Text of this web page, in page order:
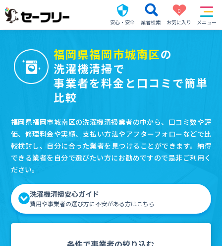
安心・安全 業者検索
0
お気に入り
メニュー
福岡県福岡市城南区の
洗濯機清掃で
事業者を料金と口コミで簡単
比較
福岡県福岡市城南区の洗濯機清掃業者の中から、口コミ数や評
価、修理料金や実績、支払い方法やアフターフォローなどで比
較検討し、自分に合った業者を見つけることができます。納得
できる業者を自分で選びたい方にお勧めですので是非ご利用く
ださい。
洗濯機清掃安心ガイド
費用や事業者の選び方に不安がある方はこちら